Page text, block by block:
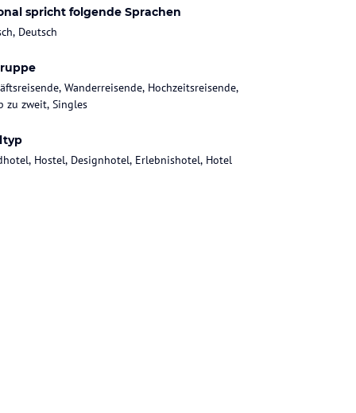
spricht folgende Sprachen
Deutsch
Wanderreisende, Hochzeitsreisende,
zu zweit, Singles
Hostel, Designhotel, Erlebnishotel, Hotel